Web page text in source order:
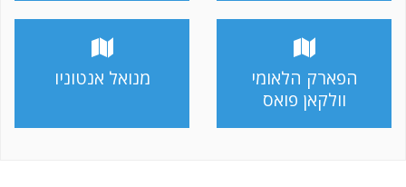
הפארק הלאומי
וולקאן פואס
מנואל אנטוניו